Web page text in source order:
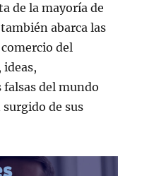
de la mayoría de
abarca las
del
falsas del mundo
de sus